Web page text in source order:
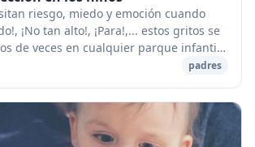
riesgo, miedo y emoción cuando
¡No tan alto!, ¡Para!,... estos gritos se
de veces en cualquier parque infantil
del mundo. Los...
padres